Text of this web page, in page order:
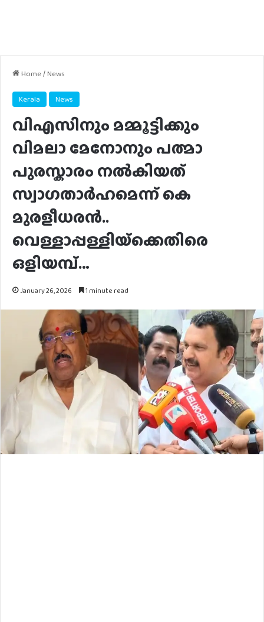
Home/News
Kerala News
വിഎസിനും മമ്മൂട്ടിക്കും
വിമലാ മേനോനും പത്മാ
പുരസ്കാരം നൽകിയത്
സ്വാഗതാര്‍ഹമെന്ന് കെ
മുരളീധരൻ..
വെള്ളാപ്പള്ളിയ്‌ക്കെതിരെ
ഒളിയമ്പ്…
January 26, 2026 1 minute read